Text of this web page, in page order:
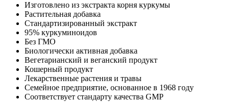
Изготовлено из экстракта корня куркумы
Растительная добавка
Стандартизированный экстракт
95% куркуминоидов
Без ГМО
Биологически активная добавка
Вегетарианский и веганский продукт
Кошерный продукт
Лекарственные растения и травы
Семейное предприятие, основанное в 1968 году
Соответствует стандарту качества GMP